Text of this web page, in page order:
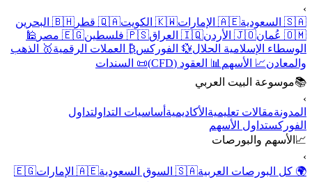
›
🇸🇦 السعودية
🇦🇪 الإمارات 🇰🇼 الكويت 🇶🇦 قطر
🇧🇭 البحرين
🇴🇲 عُمان
🇯🇴 الأردن 🇮🇶 العراق 🇵🇸 فلسطين 🇪🇬 مصر
🕌
الوسطاء الإسلامية الحلال💱 الفوركس₿ العملات الرقمية🥇 الذهب
والمعادن📈 الأسهم 📊 العقود (CFD)
📜 السندات
📚موسوعة البيت العربي
›
المدونةمقالات تعليمية الأكاديمية أساسيات التداولتداول
الفوركستداول الأسهم
📈 الأسهم والبورصات
›
🌍 كل البورصات العربية🇸🇦 السوق السعودية 🇦🇪 الإمارات
🇪🇬